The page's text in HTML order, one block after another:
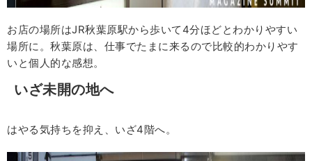
お店の場所はJR秋葉原駅から歩いて4分ほどとわかりやすい
場所に。秋葉原は、仕事でたまに来るので比較的わかりやす
いと個人的な感想。
いざ未開の地へ
はやる気持ちを抑え、いざ4階へ。